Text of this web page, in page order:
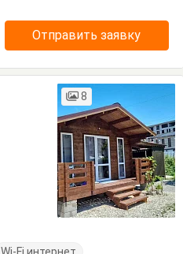
Отправить заявку
8